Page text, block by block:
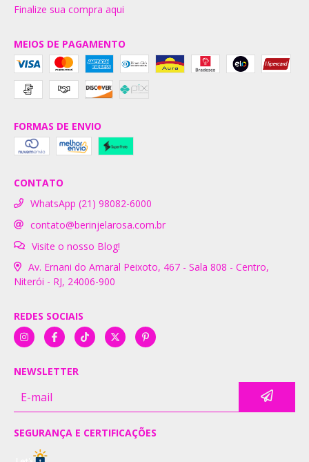
Finalize sua compra aqui
MEIOS DE PAGAMENTO
FORMAS DE ENVIO
CONTATO
WhatsApp (21) 98082-6000
contato@berinjelarosa.com.br
Visite o nosso Blog!
Av. Ernani do Amaral Peixoto, 467 - Sala 808 - Centro,
Niterói - RJ, 24006-900
REDES SOCIAIS
NEWSLETTER
SEGURANÇA E CERTIFICAÇÕES